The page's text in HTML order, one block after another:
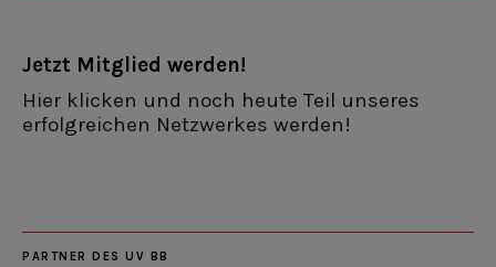
Jetzt Mitglied werden!
Hier klicken und noch heute Teil unseres
erfolgreichen Netzwerkes werden!
PARTNER DES UV BB